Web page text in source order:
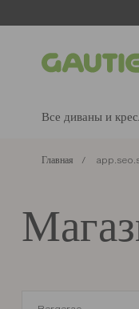
Gautier
Все диваны и
Главная